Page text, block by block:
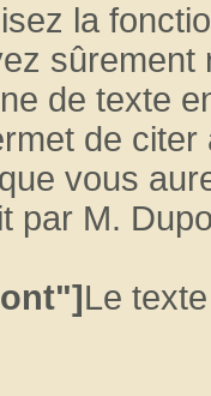
la
de texte
de
vous
par M.
Le